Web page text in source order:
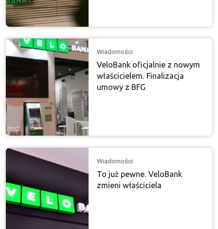
Wiadomości
VeloBank oficjalnie z nowym
właścicielem. Finalizacja
umowy z BFG
Wiadomości
To już pewne. VeloBank
zmieni właściciela